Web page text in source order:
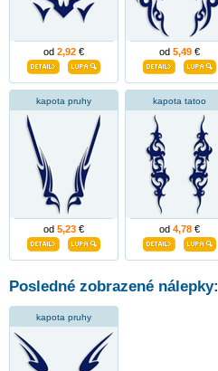
od 2,92 € od 5,49 €
kapota pruhy
od 5,23 €
kapota tatoo
od 4,78 €
Posledné zobrazené nálepky:
kapota pruhy